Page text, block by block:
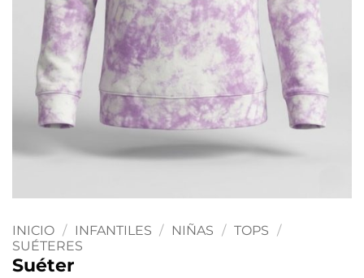
INICIO / INFANTILES / NIÑAS / TOPS /
SUÉTERES
Suéter